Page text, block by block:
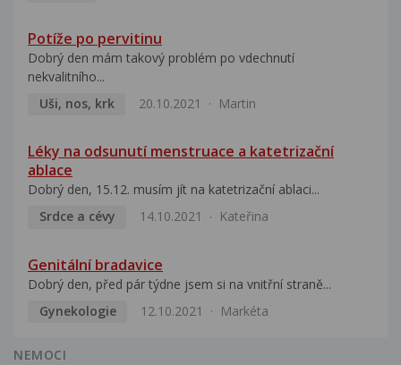
Potíže po pervitinu
Dobrý den mám takový problém po vdechnutí
nekvalitního...
Uši, nos, krk
20.10.2021 Martin
Léky na odsunutí menstruace a katetrizační
ablace
Dobrý den, 15.12. musím jít na katetrizační ablaci...
Srdce a cévy
14.10.2021 Kateřina
Genitální bradavice
Dobrý den, před pár týdne jsem si na vnitřní straně...
Gynekologie
12.10.2021 Markéta
NEMOCI